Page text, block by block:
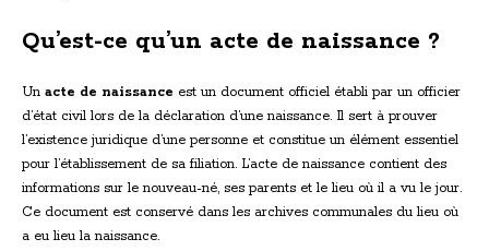
Qu’est-ce qu’un acte de naissance ?
Un acte de naissance est un document officiel établi par un officier
d’état civil lors de la déclaration d’une naissance. Il sert à prouver
l’existence juridique d’une personne et constitue un élément essentiel
pour l’établissement de sa filiation. L’acte de naissance contient des
informations sur le nouveau-né, ses parents et le lieu où il a vu le jour.
Ce document est conservé dans les archives communales du lieu où
a eu lieu la naissance.